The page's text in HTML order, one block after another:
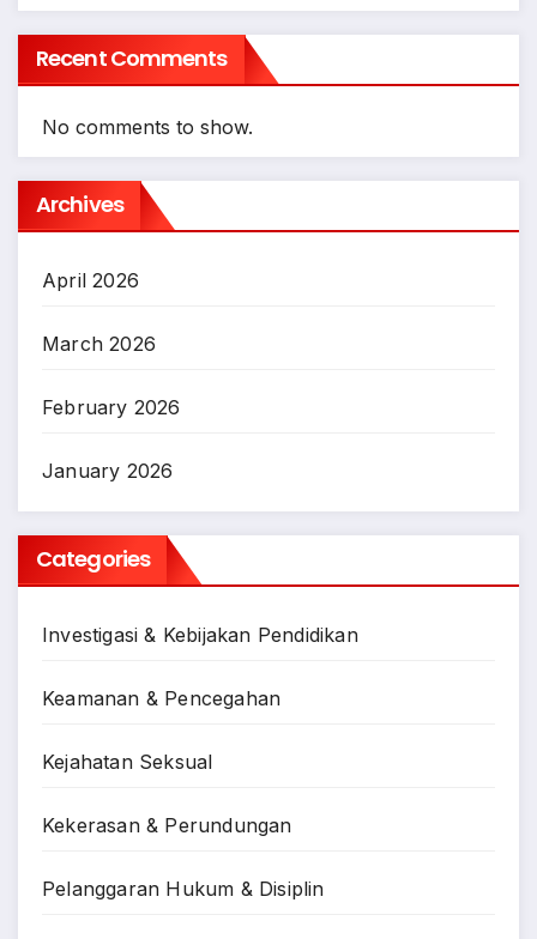
Recent Comments
No comments to show.
Archives
April 2026
March 2026
February 2026
January 2026
Categories
Investigasi & Kebijakan Pendidikan
Keamanan & Pencegahan
Kejahatan Seksual
Kekerasan & Perundungan
Pelanggaran Hukum & Disiplin